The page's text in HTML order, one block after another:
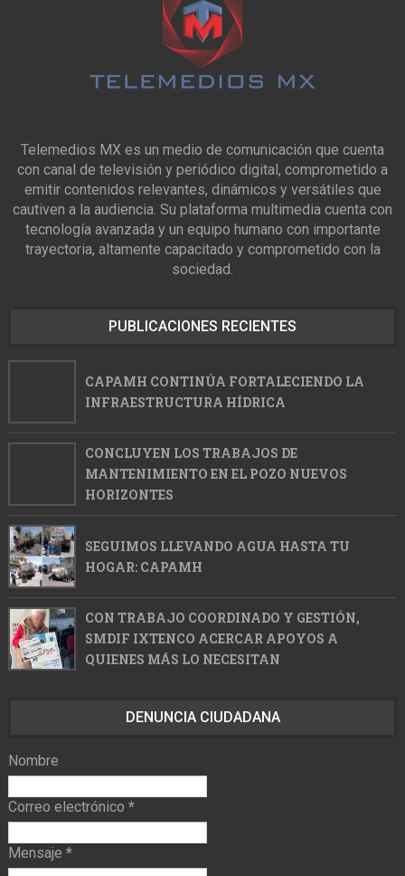
Telemedios MX es un medio de comunicación que cuenta
con canal de televisión y periódico digital, comprometido a
emitir contenidos relevantes, dinámicos y versátiles que
cautiven a la audiencia. Su plataforma multimedia cuenta con
tecnología avanzada y un equipo humano con importante
trayectoria, altamente capacitado y comprometido con la
sociedad.
PUBLICACIONES RECIENTES
CAPAMH CONTINÚA FORTALECIENDO LA
INFRAESTRUCTURA HÍDRICA
CONCLUYEN LOS TRABAJOS DE
MANTENIMIENTO EN EL POZO NUEVOS
HORIZONTES
SEGUIMOS LLEVANDO AGUA HASTA TU
HOGAR: CAPAMH
CON TRABAJO COORDINADO Y GESTIÓN,
SMDIF IXTENCO ACERCAR APOYOS A
QUIENES MÁS LO NECESITAN
DENUNCIA CIUDADANA
Nombre
Correo electrónico *
Mensaje *